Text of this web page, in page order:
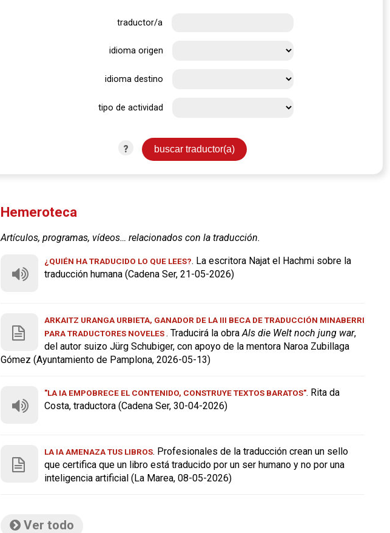
traductor/a
idioma origen
idioma destino
tipo de actividad
?
Hemeroteca
Artículos, programas, vídeos… relacionados con la traducción.
¿QUIÉN HA TRADUCIDO LO QUE LEES?. La escritora Najat el Hachmi sobre la
traducción humana (Cadena Ser, 21-05-2026)
ARKAITZ URANGA URBIETA, GANADOR DE LA III BECA DE TRADUCCIÓN MINABERRI
PARA TRADUCTORES NOVELES . Traducirá la obra Als die Welt noch jung war,
del autor suizo Jürg Schubiger, con apoyo de la mentora Naroa Zubillaga
Gómez (Ayuntamiento de Pamplona, 2026-05-13)
"LA IA EMPOBRECE EL CONTENIDO, CONSTRUYE TEXTOS BARATOS". Rita da
Costa, traductora (Cadena Ser, 30-04-2026)
LA IA AMENAZA TUS LIBROS. Profesionales de la traducción crean un sello
que certifica que un libro está traducido por un ser humano y no por una
inteligencia artificial (La Marea, 08-05-2026)
Ver todo